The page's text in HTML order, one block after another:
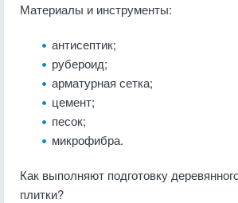
Материалы и инструменты:
антисептик;
рубероид;
арматурная сетка;
цемент;
песок;
микрофибра.
Как выполняют подготовку
плитки?